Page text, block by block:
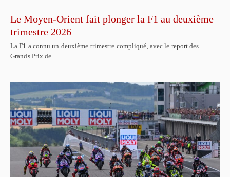
Le Moyen-Orient fait plonger la F1 au deuxième
trimestre 2026
La F1 a connu un deuxième trimestre compliqué, avec le report des
Grands Prix de…